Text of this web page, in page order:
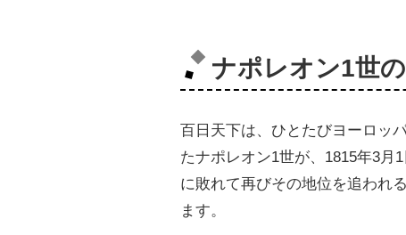
ナポレオン1世
百日天下は、ひとたびヨーロッ
たナポレオン1世が、1815年3月
に敗れて再びその地位を追われ
ます。